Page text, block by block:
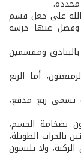
محددة.
الله على جعل قسم
وفصل عنها حرسه
ومقسمين
أما الربع
تسمى ربع مدفع،
بضخامة الجسم،
بالحراب الطويلة،
ولا يلبسون